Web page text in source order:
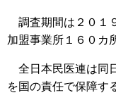
調査期間は２０１
加盟事業所１６０カ
全日本民医連は同
を国の責任で保障す